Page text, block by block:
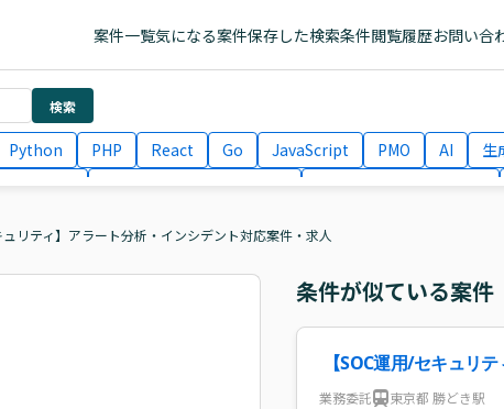
案件一覧気になる案件保存した検索条件閲覧履歴お問い合
検索
Python PHP React Go JavaScript PMO AI 生
ュリティ】アラート分析・インシデント対応案件・求人
条件が似ている案件
【SOC運用/セキュリ
業務委託 東京都 勝どき駅